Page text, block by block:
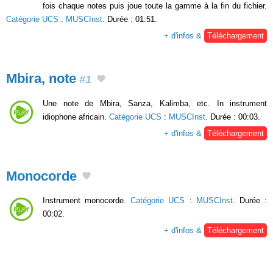
fois chaque notes puis joue toute la gamme à la fin du fichier.
Catégorie UCS : MUSCInst . Durée : 01:51.
+ d'infos &
Téléchargement
Mbira, note #1
Une note de Mbira, Sanza, Kalimba, etc. In instrument
idiophone africain. Catégorie UCS : MUSCInst . Durée : 00:03.
+ d'infos &
Téléchargement
Monocorde
Instrument monocorde.Catégorie UCS : MUSCInst. Durée :
00:02.
+ d'infos & Téléchargement